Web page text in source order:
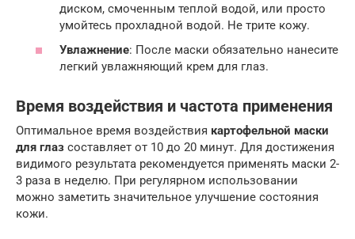
диском, смоченным теплой водой, или просто
умойтесь прохладной водой. Не трите кожу.
Увлажнение: После маски обязательно нанесите
легкий увлажняющий крем для глаз.
Время воздействия и частота применения
Оптимальное время воздействия картофельной маски
для глаз составляет от 10 до 20 минут. Для достижения
видимого результата рекомендуется применять маски 2-
3 раза в неделю. При регулярном использовании
можно заметить значительное улучшение состояния
кожи.